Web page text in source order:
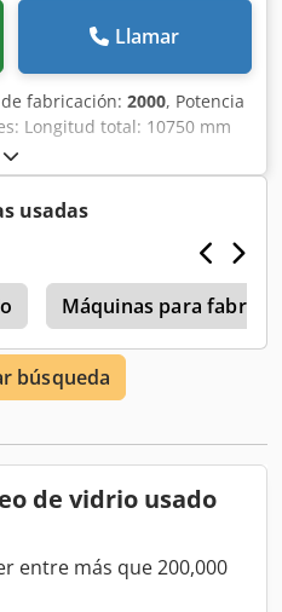
Llamar
fabricación: 2000, Potencia
Longitud total: 10750 mm
mm Crsdpfx Asip T T Hjh
usadas
Máquinas para
búsqueda
de vidrio usado
entre más que 200,000